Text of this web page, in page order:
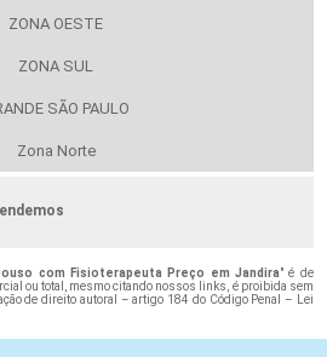
ZONA OESTE
ZONA SUL
SÃO PAULO
Zona Norte
com Fisioterapeuta Preço em Jandira" é de
ou total, mesmo citando nossos links, é proibida sem
de direito autoral – artigo 184 do Código Penal –
Lei